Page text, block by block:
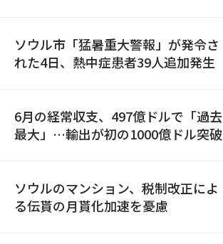
ソウル市「猛暑重大警報」が発令さ
れた4日、熱中症患者39人追加発生
6月の経常収支、497億ドルで「過去
最大」…輸出が初の1000億ドル突破
ソウルのマンション、税制改正によ
る伝貰の月貰化加速を憂慮